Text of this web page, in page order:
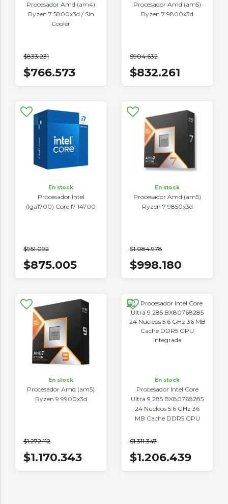
Procesador Amd (am4)
Ryzen 7 5800x3d / Sin
Cooler
$833.231
$766.573
Procesador Amd (am5)
Ryzen 7 9800x3d
$904.632
$832.261
En stock
Procesador Intel
(lga1700) Core I7 14700
$951.092
$875.005
En stock
Procesador Amd (am5)
Ryzen 7 9850x3d
$1.084.978
$998.180
En stock
Procesador Amd (am5)
Ryzen 9 9900x3d
$1.272.112
$1.170.343
En stock
Procesador Intel Core
Ultra 9 285 BX80768285
24 Nucleos 5.6 GHz 36
MB Cache DDR5 GPU
$1.311.347
$1.206.439